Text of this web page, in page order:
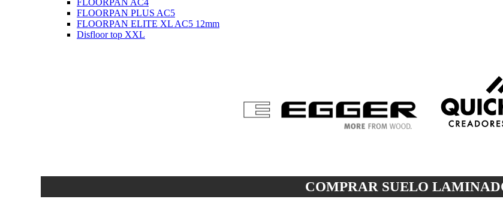
FLOORPAN PLUS AC5
FLOORPAN ELITE XL AC5 12mm
Disfloor top XXL
COMPRAR SUELO